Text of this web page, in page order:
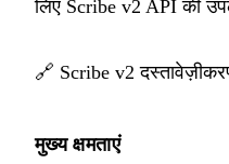
लिए Scribe v2 API की
🔗 Scribe v2
मुख्य क्षमताएं